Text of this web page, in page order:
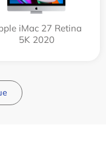
iMac 27 Retina
5K 2020